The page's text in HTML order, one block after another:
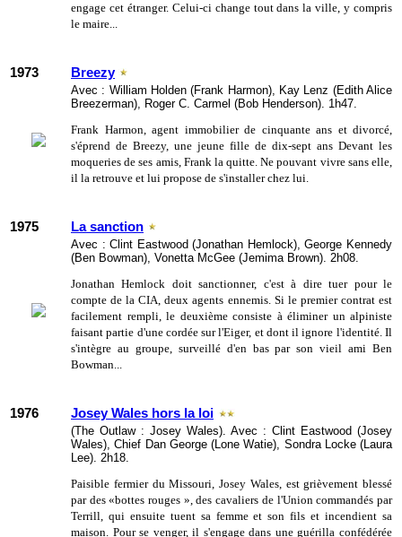
engage cet étranger. Celui-ci change tout dans la ville, y compris
le maire...
1973 Breezy
Avec : William Holden (Frank Harmon), Kay Lenz (Edith Alice
Breezerman), Roger C. Carmel (Bob Henderson). 1h47.
Frank Harmon, agent immobilier de cinquante ans et divorcé,
s'éprend de Breezy, une jeune fille de dix-sept ans Devant les
moqueries de ses amis, Frank la quitte. Ne pouvant vivre sans elle,
il la retrouve et lui propose de s'installer chez lui.
1975 La sanction
Avec : Clint Eastwood (Jonathan Hemlock), George Kennedy
(Ben Bowman), Vonetta McGee (Jemima Brown). 2h08.
Jonathan Hemlock doit sanctionner, c'est à dire tuer pour le
compte de la CIA, deux agents ennemis. Si le premier contrat est
facilement rempli, le deuxième consiste à éliminer un alpiniste
faisant partie d'une cordée sur l'Eiger, et dont il ignore l'identité. Il
s'intègre au groupe, surveillé d'en bas par son vieil ami Ben
Bowman...
1976 Josey Wales hors la loi
(The Outlaw : Josey Wales). Avec : Clint Eastwood (Josey
Wales), Chief Dan George (Lone Watie), Sondra Locke (Laura
Lee). 2h18.
Paisible fermier du Missouri, Josey Wales, est grièvement blessé
par des «bottes rouges », des cavaliers de l'Union commandés par
Terrill, qui ensuite tuent sa femme et son fils et incendient sa
maison. Pour se venger, il s'engage dans une guérilla confédérée